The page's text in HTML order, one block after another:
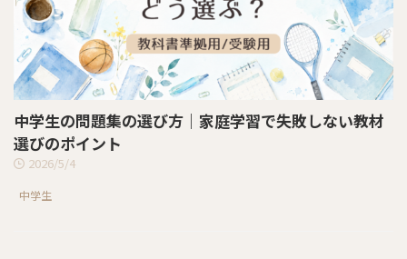
中学生の問題集の選び方｜家庭学習で失敗しない教材
選びのポイント
2026/5/4
中学生